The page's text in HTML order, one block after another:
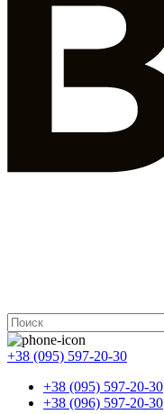
+38 (095) 597-20-30
+38 (095) 597-20-30
+38 (096) 597-20-30